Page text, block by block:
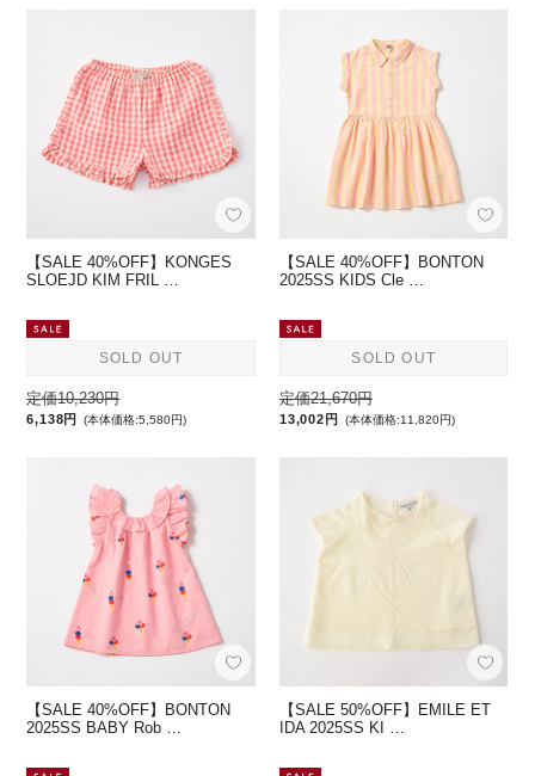
【SALE 40%OFF】KONGES
SLOEJD KIM FRIL …
SOLD OUT
定価10,230円
6,138円 (本体価格:5,580円)
【SALE 40%OFF】BONTON
2025SS KIDS Cle …
SOLD OUT
定価21,670円
13,002円 (本体価格:11,820円)
【SALE 40%OFF】BONTON
2025SS BABY Rob …
【SALE 50%OFF】EMILE ET
IDA 2025SS KI …